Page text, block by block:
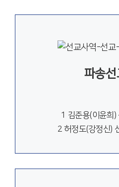
파송
1 김준용(이윤희)
2 허정도(강정신)